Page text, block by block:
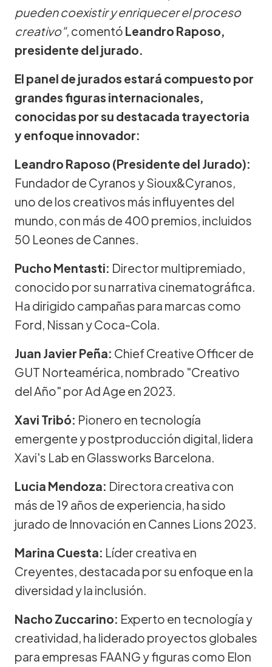
pueden coexistir y enriquecer el proceso
creativo", comentó Leandro Raposo,
presidente del jurado.
El panel de jurados estará compuesto por
grandes figuras internacionales,
conocidas por su destacada trayectoria
y enfoque innovador:
Leandro Raposo (Presidente del Jurado):
Fundador de Cyranos y Sioux&Cyranos,
uno de los creativos más influyentes del
mundo, con más de 400 premios, incluidos
50 Leones de Cannes.
Pucho Mentasti: Director multipremiado,
conocido por su narrativa cinematográfica.
Ha dirigido campañas para marcas como
Ford, Nissan y Coca-Cola.
Juan Javier Peña: Chief Creative Officer de
GUT Norteamérica, nombrado "Creativo
del Año" por Ad Age en 2023.
Xavi Tribó: Pionero en tecnología
emergente y postproducción digital, lidera
Xavi's Lab en Glassworks Barcelona.
Lucia Mendoza: Directora creativa con
más de 19 años de experiencia, ha sido
jurado de Innovación en Cannes Lions 2023.
Marina Cuesta: Líder creativa en
Creyentes, destacada por su enfoque en la
diversidad y la inclusión.
Nacho Zuccarino: Experto en tecnología y
creatividad, ha liderado proyectos globales
para empresas FAANG y figuras como Elon